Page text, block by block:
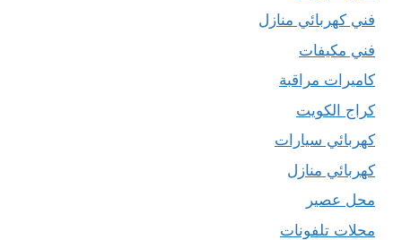
فني كهربائي منازل
فني مكيفات
كاميرات مراقبة
كراج الكويت
كهربائي سيارات
كهربائي منازل
محل عصير
محلات تلفونات